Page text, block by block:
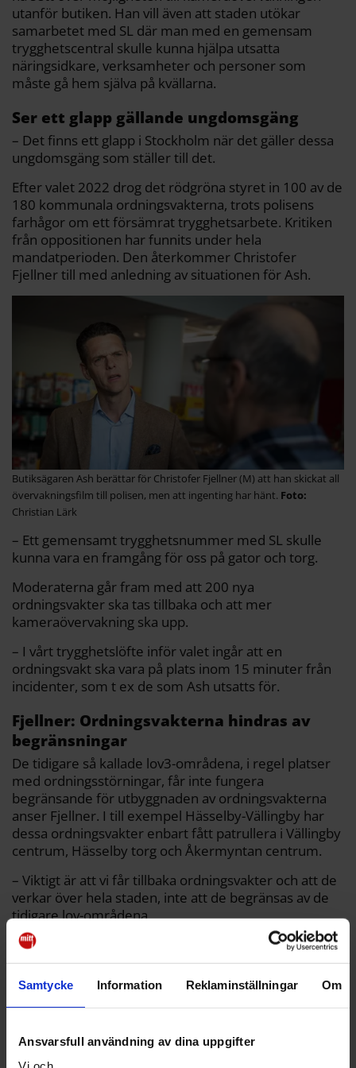
Samtycke Information Reklaminställningar Om
Ansvarsfull användning av dina uppgifter
utanför butiken. Han vill även att staden utökar
samarbetet med SL där man med en gemensam
trygghetscentral skulle kunna hjälpa utsatta
näringsidkare, verksamheter och personer som
måste gå hem själva på kvällarna.
Ser ett glapp gällande ungdomsgäng
– Det finns ett glapp i Stockholm när det gäller dessa
ungdomsgäng som ställer till det.
Efter valet 2022 drog det rödgröna styret in 100 av de
180 kommunala ordningsvakterna, trots polisens
farhågor om ett försämrat trygghetsarbete. Kritiken
från oppositionen har funnits under hela
mandatperioden. Den återkommer Christofer
Fjellner till med anledning av situationen för Ash.
Butiksägaren Ash berättar för Christofer Fjellner (M) att han skickat all
övervakningsfilm till polisen, men att ingenting har hänt.
Christian Lärk
– Ett gemensamt trygghetsnummer med SL skulle
kunna vara en framgång för oss på gator och torg.
Moderaterna går fram med att 200 nya
ordningsvakter ska tas tillbaka och att mer
kameraövervakning ska upp.
– I vårt trygghetslöfte inför valet ingår att en
ordningsvakt ska vara på plats inom 15 minuter från
incidenter, som t ex de som Ash utsatts för.
Fjellner: Ordningsvakterna hindras av
begränsningar
De tidigare så kallade lov3-områdena, i regel platser
med ordningsstörningar, får inte fungera
begränsande för utbyggnaden av ordningsvakterna
anser Fjellner. I till exempel Hässelby-Vällingby har
dessa ordningsvakter enbart fått patrullera i Vällingby
centrum, Hässelby torg och Åkermyntan centrum.
– Viktigt är att vi får tillbaka ordningsvakter och att de
verkar över hela staden, inte att de begränsas av de
tidigare lov-områdena.